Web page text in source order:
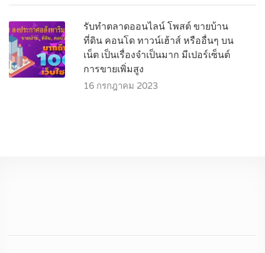
รับทำตลาดออนไลน์ โพสต์ ขายบ้าน
ที่ดิน คอนโด ทาวน์เฮ้าส์ หรืออื่นๆ บน
เน็ต เป็นเรื่องจำเป็นมาก มีเปอร์เซ็นต์
การขายเพิ่มสูง
16 กรกฎาคม 2023